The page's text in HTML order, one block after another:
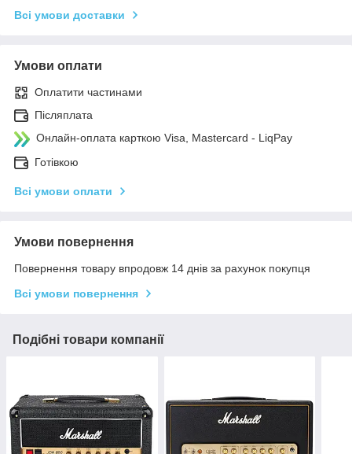
Всі умови доставки
Умови оплати
Оплатити частинами
Післяплата
Онлайн-оплата карткою Visa, Mastercard - LiqPay
Готівкою
Всі умови оплати
Умови повернення
Повернення товару впродовж 14 днів за рахунок покупця
Всі умови повернення
Подібні товари компанії